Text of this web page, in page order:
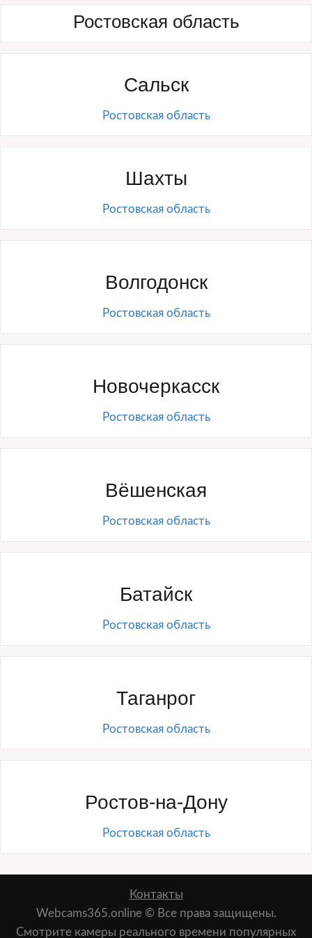
Ростовская область
Сальск
Ростовская область
Шахты
Ростовская область
Волгодонск
Ростовская область
Новочеркасск
Ростовская область
Вёшенская
Ростовская область
Батайск
Ростовская область
Таганрог
Ростовская область
Ростов-на-Дону
Ростовская область
Контакты
Webcams365.online © Все права защищены.
Смотрите камеры реального времени популярных